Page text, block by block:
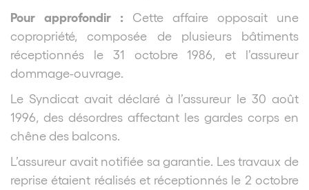
Pour approfondir : Cette affaire opposait une
copropriété, composée de plusieurs bâtiments
réceptionnés le 31 octobre 1986, et l’assureur
dommage-ouvrage.
Le Syndicat avait déclaré à l’assureur le 30 août
1996, des désordres affectant les gardes corps en
chêne des balcons.
L’assureur avait notifiée sa garantie. Les travaux de
reprise étaient réalisés et réceptionnés le 2 octobre